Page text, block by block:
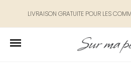
LIVRAISON GRATUITE POUR LES